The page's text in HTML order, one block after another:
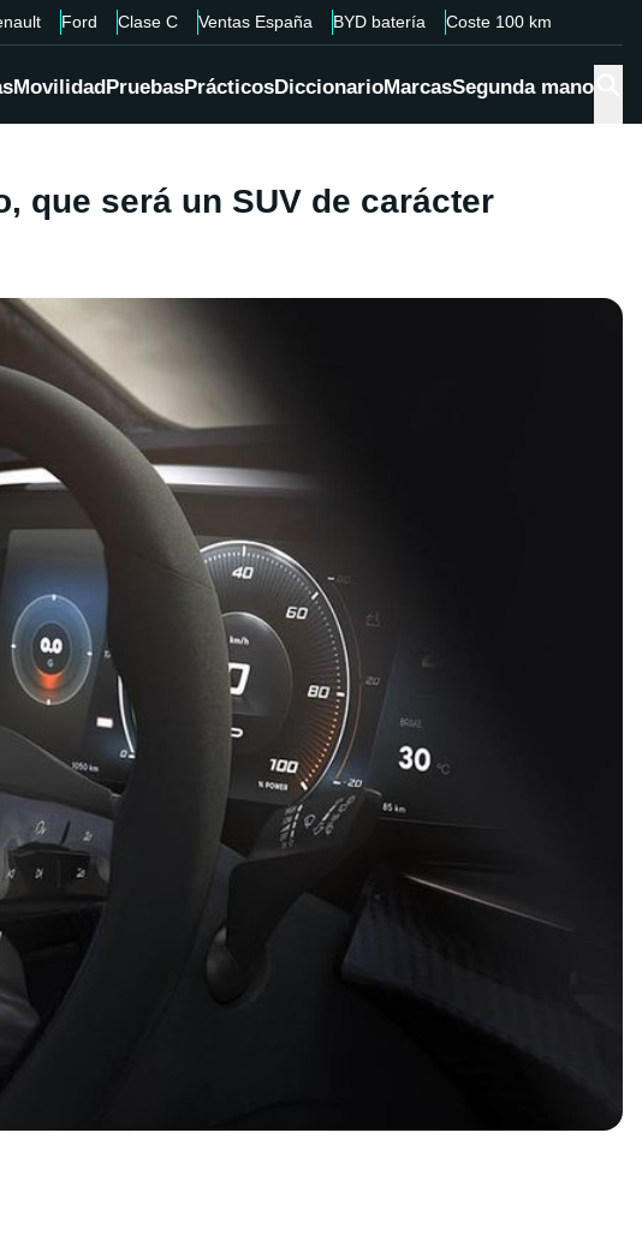
Ford Clase C Ventas España BYD batería Coste 100 km
MovilidadPruebasPrácticosDiccionarioMarcasSegunda mano
que será un SUV de carácter